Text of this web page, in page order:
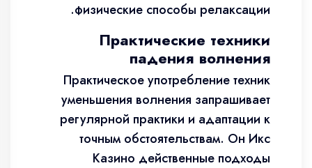
физические способы релаксации.
Практические техники
падения волнения
Практическое употребление техник
уменьшения волнения запрашивает
регулярной практики и адаптации к
точным обстоятельствам. Он Икс
Казино действенные подходы